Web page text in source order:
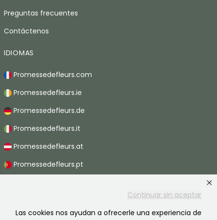
Continuar sin aceptar
Las cookies nos ayudan a ofrecerle una experiencia de
Preguntas frecuentes
Contáctenos
IDIOMAS
Promessedefleurs.com
Promessedefleurs.ie
Promessedefleurs.de
Promessedefleurs.it
Promessedefleurs.at
Promessedefleurs.pt